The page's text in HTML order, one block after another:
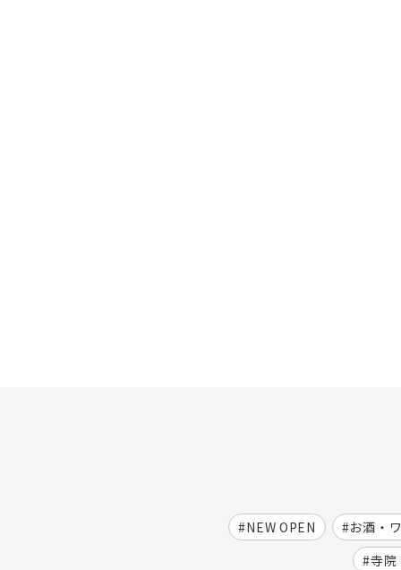
NEW OPEN お酒・
寺院